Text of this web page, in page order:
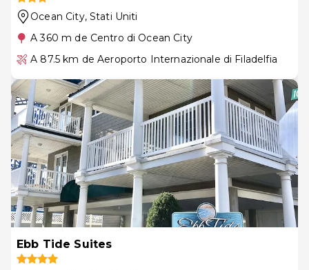
Ocean City, Stati Uniti
A 360 m de Centro di Ocean City
A 87.5 km de Aeroporto Internazionale di Filadelfia
Ebb Tide Suites